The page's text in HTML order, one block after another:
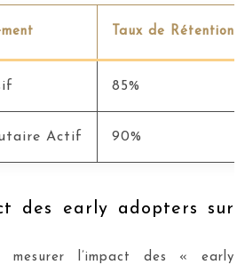
Taux de Rétention
85%
Actif 90%
des early adopters sur
l’impact des « early